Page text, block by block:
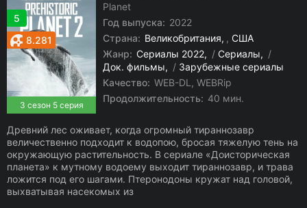
5
3 сезон 5 серия
8.281
Planet
Год выпуска: 2022
Страна: Великобритания , США
Жанр: Сериалы 2022 / Сериалы
/
Док. фильмы
/ Зарубежные сериалы
Качество: WEB-DL, WEBRip
Продолжительность: 40 мин.
Древний лес оживает, когда огромный тираннозавр
величественно подходит к водопою, бросая тяжелую тень на
окружающую растительность. В сериале «Доисторическая
планета» к мутному водоему выходит тираннозавр, и трава
ложится под его шагами. Птеронодоны кружат над головой,
выхватывая насекомых из